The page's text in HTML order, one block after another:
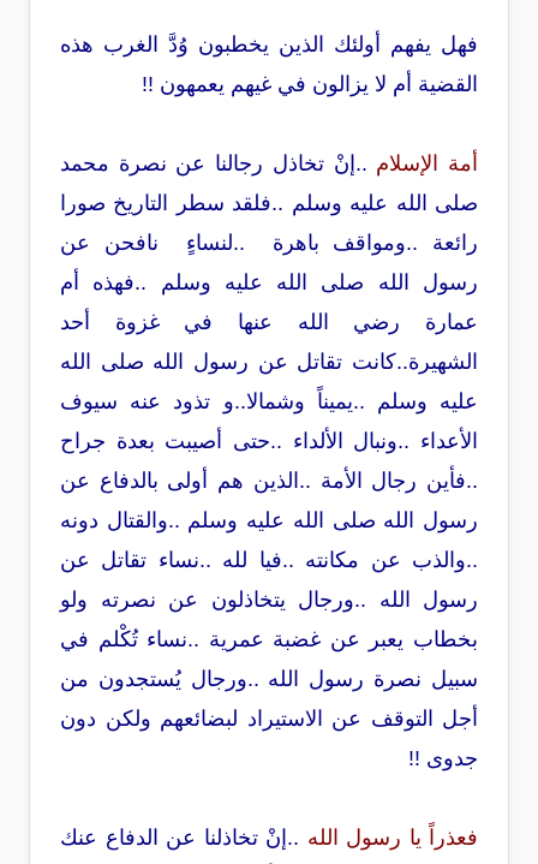
فهل يفهم أولئك الذين يخطبون وُدَّ الغرب هذه
القضية أم لا يزالون في غيهم يعمهون !!
أمة الإسلام ..إنْ تخاذل رجالنا عن نصرة محمد
صلى الله عليه وسلم ..فلقد سطر التاريخ صورا
رائعة ..ومواقف باهرة ..لنساءٍ نافحن عن
رسول الله صلى الله عليه وسلم ..فهذه أم
عمارة رضي الله عنها في غزوة أحد
الشهيرة..كانت تقاتل عن رسول الله صلى الله
عليه وسلم ..يميناً وشمالا..و تذود عنه سيوف
الأعداء ..ونبال الألداء ..حتى أصيبت بعدة جراح
..فأين رجال الأمة ..الذين هم أولى بالدفاع عن
رسول الله صلى الله عليه وسلم ..والقتال دونه
..والذب عن مكانته ..فيا لله ..نساء تقاتل عن
رسول الله ..ورجال يتخاذلون عن نصرته ولو
بخطاب يعبر عن غضبة عمرية ..نساء تُكْلم في
سبيل نصرة رسول الله ..ورجال يُستجدون من
أجل التوقف عن الاستيراد لبضائعهم ولكن دون
جدوى !!
فعذراً يا رسول الله ..إنْ تخاذلنا عن الدفاع عنك